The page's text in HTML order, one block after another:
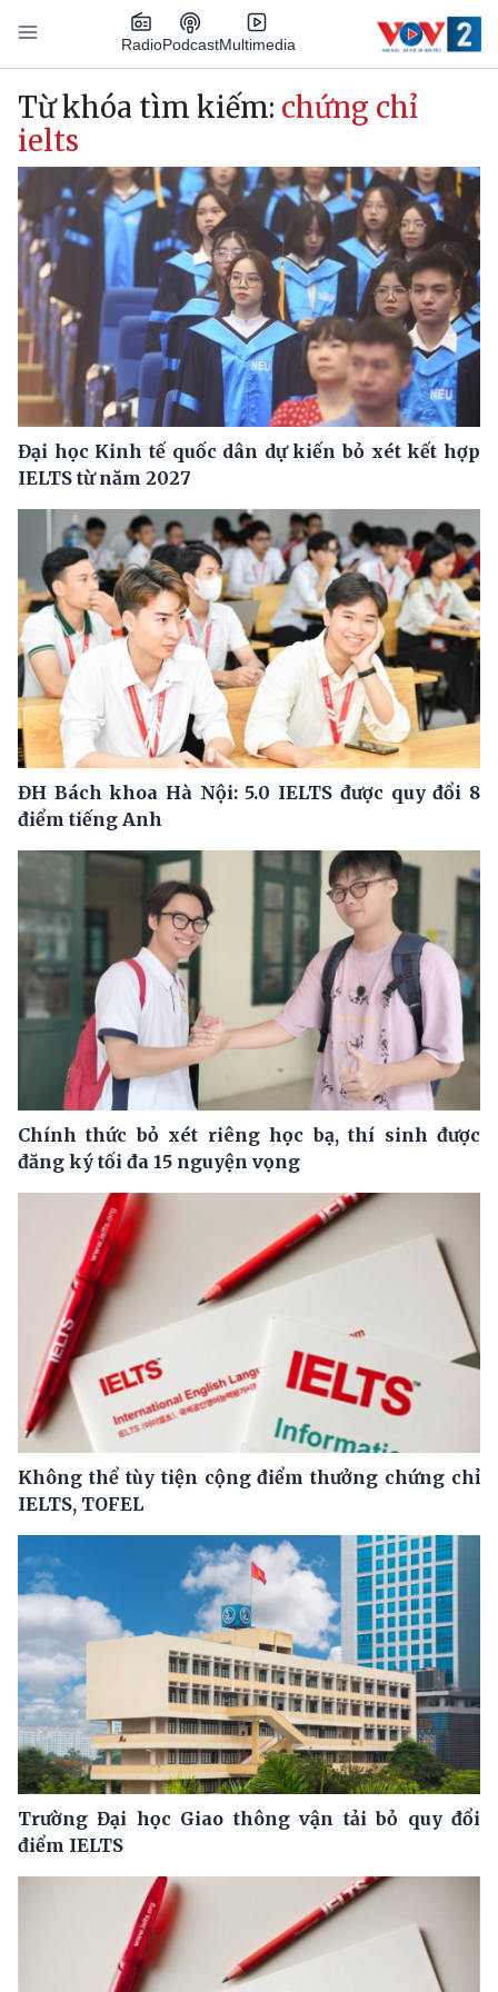
Nhảy đến nội dung
RadioPodcastMultimedia
Main navigation
Từ khóa tìm kiếm: chứng chỉ
ielts
Đại học Kinh tế quốc dân dự kiến bỏ xét kết hợp
IELTS từ năm 2027
ĐH Bách khoa Hà Nội: 5.0 IELTS được quy đổi 8
điểm tiếng Anh
Chính thức bỏ xét riêng học bạ, thí sinh được
đăng ký tối đa 15 nguyện vọng
Không thể tùy tiện cộng điểm thưởng chứng chỉ
IELTS, TOFEL
Trường Đại học Giao thông vận tải bỏ quy đổi
điểm IELTS